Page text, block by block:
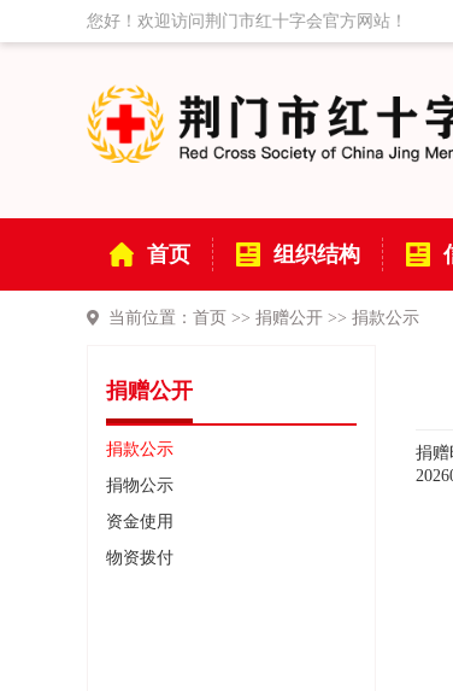
您好！欢迎访问荆门市红十字会官方网站！
首页 组织结构
当前位置： 首页 >> 捐赠公开 >> 捐款公示
捐赠公开
捐款公示
捐物公示
资金使用
物资拨付
捐赠